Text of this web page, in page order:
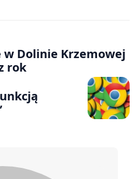
w Dolinie Krzemowej
rok